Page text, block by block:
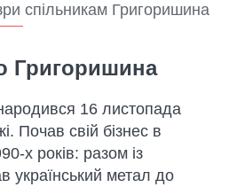
спільникам Григоришина
Григоришина
16 листопада
Почав свій бізнес в
х років: разом із
український метал до